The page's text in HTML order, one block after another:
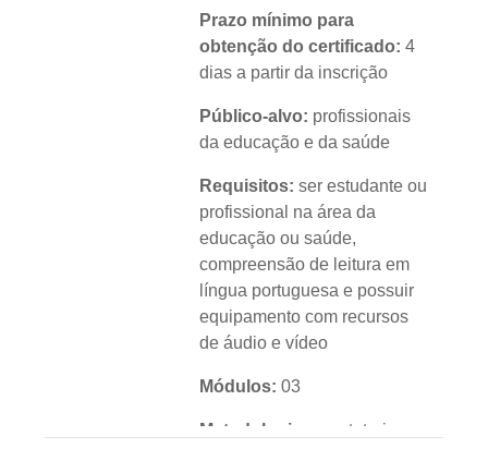
Prazo mínimo para
obtenção do certificado: 4
dias a partir da inscrição
Público-alvo: profissionais
da educação e da saúde
Requisitos: ser estudante ou
profissional na área da
educação ou saúde,
compreensão de leitura em
língua portuguesa e possuir
equipamento com recursos
de áudio e vídeo
Módulos: 03
Metodologia: sem tutoria